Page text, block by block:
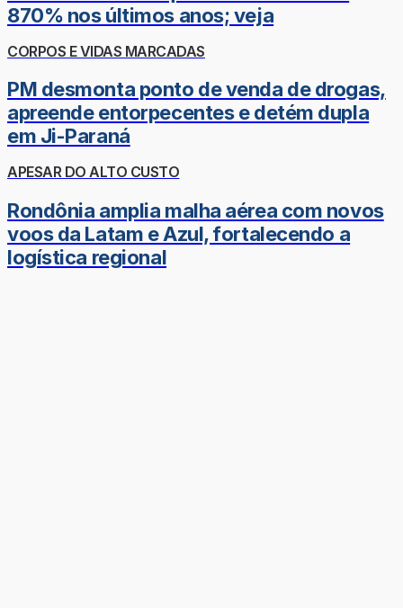
870% nos últimos anos; veja
CORPOS E VIDAS MARCADAS
PM desmonta ponto de venda de drogas,
apreende entorpecentes e detém dupla
em Ji-Paraná
APESAR DO ALTO CUSTO
Rondônia amplia malha aérea com novos
voos da Latam e Azul, fortalecendo a
logística regional